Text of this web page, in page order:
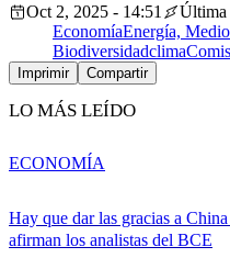
Oct 2, 2025 - 14:51
Última
EconomíaEnergía,
Biodiversidadclima
Imprimir Compartir
LO MÁS LEÍDO
Hay que dar las gracias a
afirman los analistas del BCE
ECONOMÍA